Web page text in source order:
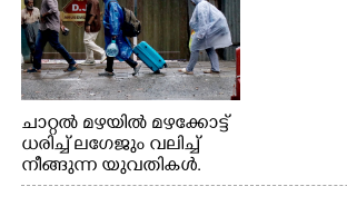
ചാറ്റൽ മഴയിൽ മഴക്കോട്ട്
ധരിച്ച് ലഗേജും വലിച്ച്
നീങ്ങുന്ന യുവതികൾ.
എറണാകുളം മേനകയിൽ